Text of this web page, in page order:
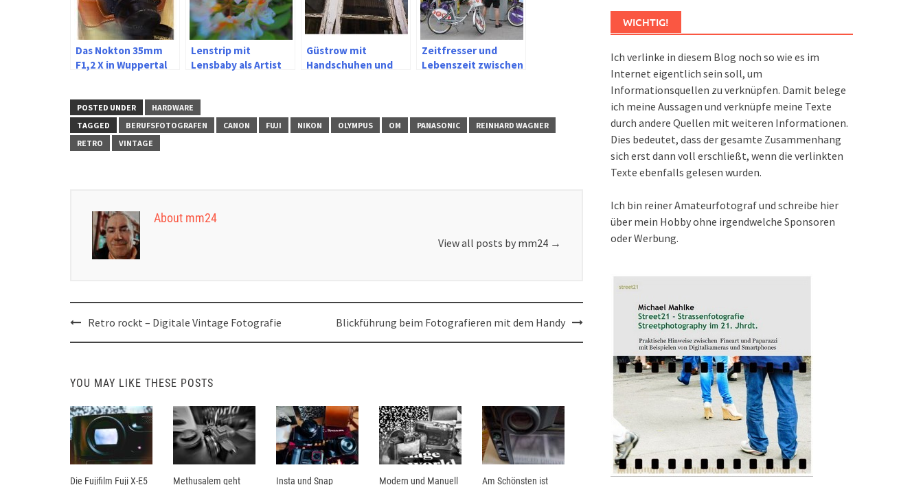
Das Nokton 35mm
F1,2 X in Wuppertal
Lenstrip mit
Lensbaby als Artist
Güstrow mit
Handschuhen und
Zeitfresser und
Lebenszeit zwischen
POSTED UNDER
HARDWARE
TAGGED
BERUFSFOTOGRAFEN CANON FUJI NIKON OLYMPUS OM PANASONIC
REINHARD WAGNER
RETRO
VINTAGE
About mm24
View all posts by mm24 →
PostRetro rockt – Digitale Vintage Fotografie Blickführung beim Fotografieren mit dem Handy
YOU MAY LIKE THESE POSTS
Die Fujifilm Fuji X-E5
Methusalem geht
Insta und Snap
Modern und Manuell
Am Schönsten ist
WICHTIG!
Ich verlinke in diesem Blog noch so wie es im
Internet eigentlich sein soll, um
Informationsquellen zu verknüpfen. Damit belege
ich meine Aussagen und verknüpfe meine Texte
durch andere Quellen mit weiteren Informationen.
Dies bedeutet, dass der gesamte Zusammenhang
sich erst dann voll erschließt, wenn die verlinkten
Texte ebenfalls gelesen wurden.
Ich bin reiner Amateurfotograf und schreibe hier
über mein Hobby ohne irgendwelche Sponsoren
oder Werbung.